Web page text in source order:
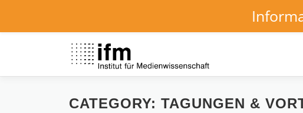
CATEGORY: TAGUNGEN &